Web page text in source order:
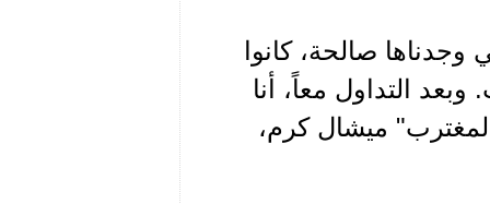
صالحة، كانوا
التداول معاً، أنا
ميشال كرم،